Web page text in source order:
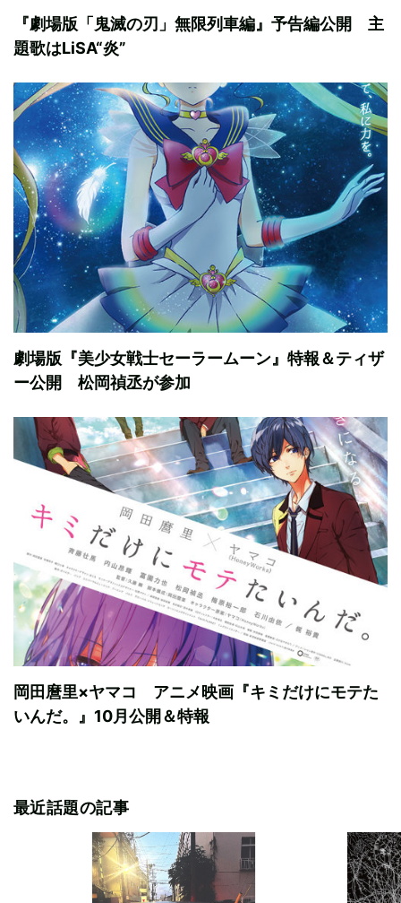
『劇場版「鬼滅の刃」無限列車編』予告編公開 主
題歌はLiSA“炎”
劇場版『美少女戦士セーラームーン』特報＆ティザ
ー公開 松岡禎丞が参加
岡田麿里×ヤマコ アニメ映画『キミだけにモテた
いんだ。』10月公開＆特報
最近話題の記事